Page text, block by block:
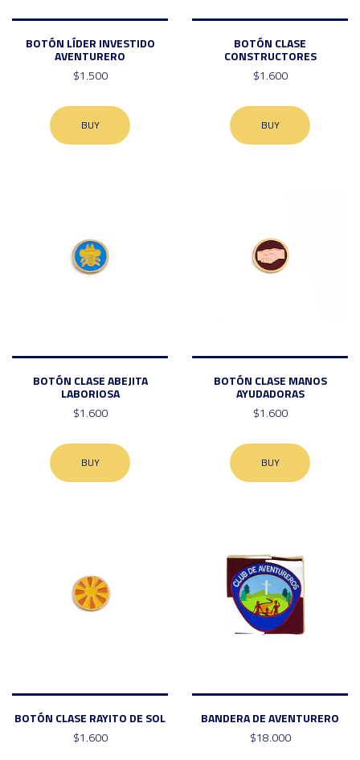
BOTÓN LÍDER INVESTIDO
AVENTURERO
$1.500
BUY
BOTÓN CLASE
CONSTRUCTORES
$1.600
BUY
BOTÓN CLASE ABEJITA
LABORIOSA
$1.600
BUY
BOTÓN CLASE MANOS
AYUDADORAS
$1.600
BUY
BOTÓN CLASE RAYITO DE SOL
$1.600
BANDERA DE AVENTURERO
$18.000